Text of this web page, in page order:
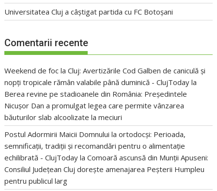
Universitatea Cluj a câștigat partida cu FC Botoșani
Comentarii recente
Weekend de foc la Cluj: Avertizările Cod Galben de caniculă și
nopți tropicale rămân valabile până duminică - ClujToday la
Berea revine pe stadioanele din România: Președintele
Nicușor Dan a promulgat legea care permite vânzarea
băuturilor slab alcoolizate la meciuri
Postul Adormirii Maicii Domnului la ortodocși: Perioada,
semnificații, tradiții și recomandări pentru o alimentație
echilibrată - ClujToday laComoară ascunsă din Munții Apuseni:
Consiliul Județean Cluj dorește amenajarea Peșterii Humpleu
pentru publicul larg